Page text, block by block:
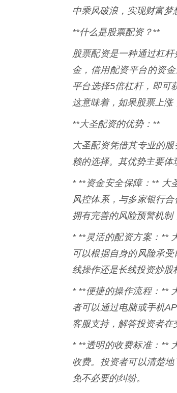
中乘风破浪，实现财富梦
**什么是股票配资？**
股票配资是一种通过杠
金，借用配资平台的资
平台选择5倍杠杆，即可
这意味着，如果股票上涨
**大圣配资的优势：**
大圣配资凭借其专业的
赖的选择。其优势主要体
* **资金安全保障：** 大
风控体系，与多家银行
拥有完善的风险预警机制
* **灵活的配资方案：**
可以根据自身的风险承
线操作还是长线投资炒股
* **便捷的操作流程：**
者可以通过电脑或手机
客服支持，解答投资者在
* **透明的收费标准：**
收费。投资者可以清楚地
免不必要的纠纷。